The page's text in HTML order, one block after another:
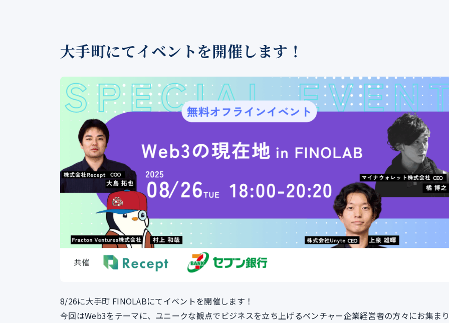
大手町にてイベントを開催します！
8/26に大手町 FINOLABにてイベントを開催します！
今回はWeb3をテーマに、ユニークな観点でビジネスを立ち上げるベンチャー企業経営者の方々にお集ま